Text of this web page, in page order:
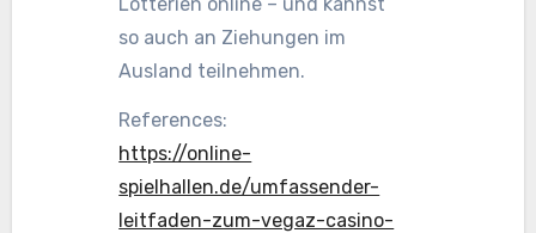
so auch an Ziehungen im
Ausland teilnehmen.
References:
https://online-
spielhallen.de/umfassender-
leitfaden-zum-vegaz-casino-